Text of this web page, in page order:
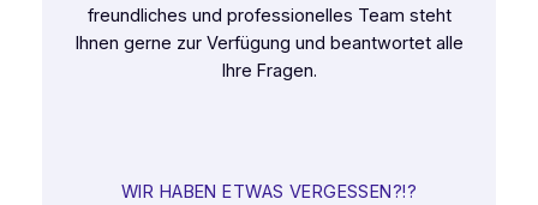
freundliches und professionelles Team steht
Ihnen gerne zur Verfügung und beantwortet alle
Ihre Fragen.
WIR HABEN ETWAS VERGESSEN?!?